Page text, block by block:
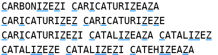
CARBONIZEZI CARICATURIZEAZA
CARICATURIZEZ CARICATURIZEZE
CARICATURIZEZI CATALIZEAZA CATALIZEZ
CATALIZEZE CATALIZEZI CATEHIZEAZA